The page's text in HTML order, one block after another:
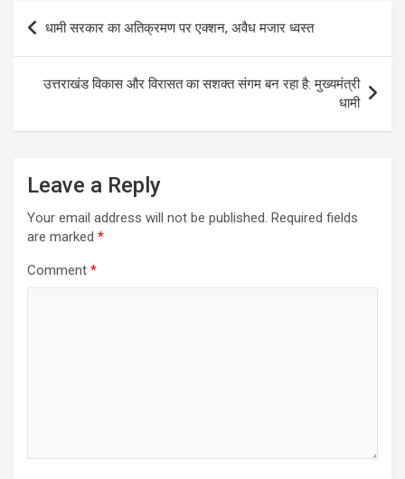
Post
navigation
धामी सरकार का अतिक्रमण पर एक्शन, अवैध मजार ध्वस्त
उत्तराखंड विकास और विरासत का सशक्त संगम बन रहा है: मुख्यमंत्री
धामी
Leave a Reply
Your email address will not be published. Required fields
are marked *
Comment *